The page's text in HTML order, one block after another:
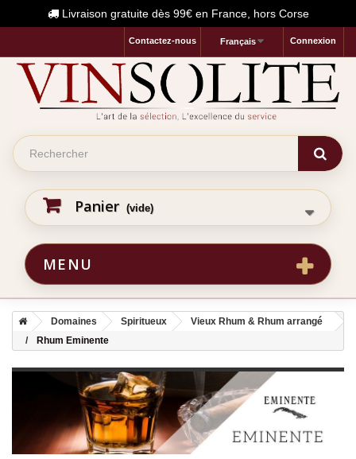
Livraison gratuite dès 99€ en France, hors Corse
Connexion
Français
Contactez-nous
Panier (vide)
MENU
Domaines Spiritueux
Vieux Rhum & Rhum arrangé
Rhum Eminente